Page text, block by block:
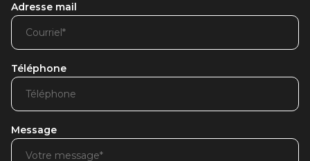
Adresse mail
Téléphone
Message